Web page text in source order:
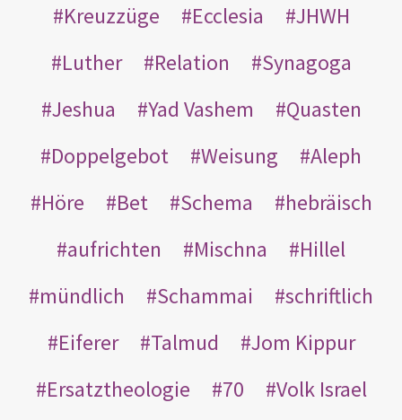
Kreuzzüge
Ecclesia
JHWH
Luther
Relation
Synagoga
Jeshua
Yad Vashem
Quasten
Doppelgebot
Weisung
Aleph
Höre
Bet Schema
hebräisch
aufrichten
Mischna
Hillel
mündlich
Schammai
schriftlich
Eiferer
Talmud
Jom Kippur
Ersatztheologie
70
Volk Israel